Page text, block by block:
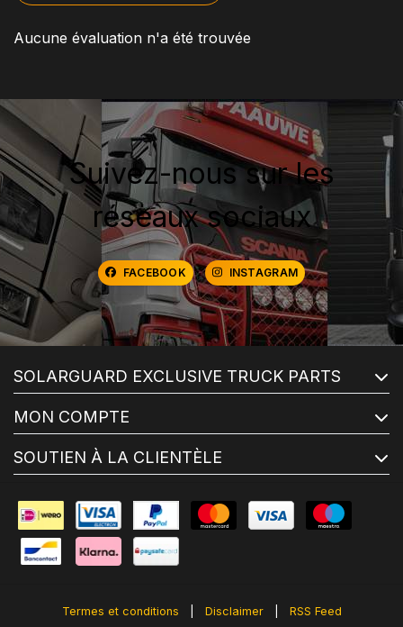
Aucune évaluation n'a été trouvée
Suivez-nous sur les
réseaux sociaux
FACEBOOK INSTAGRAM
SOLARGUARD EXCLUSIVE TRUCK PARTS
MON COMPTE
SOUTIEN À LA CLIENTÈLE
Termes et conditions Disclaimer RSS Feed